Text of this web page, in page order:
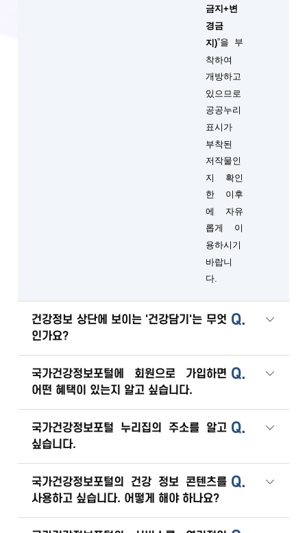
금지+변
경금
지)”을 부
착하여
개방하고
있으므로
공공누리
표시가
부착된
저작물인
지 확인
한 이후
에 자유
롭게 이
용하시기
바랍니
다.
Q.
건강정보 상단에 보이는 '건강담기'는 무엇
인가요?
Q.
국가건강정보포털에 회원으로 가입하면
어떤 혜택이 있는지 알고 싶습니다.
Q.
국가건강정보포털 누리집의 주소를 알고
싶습니다.
Q.
국가건강정보포털의 건강 정보 콘텐츠를
사용하고 싶습니다. 어떻게 해야 하나요?